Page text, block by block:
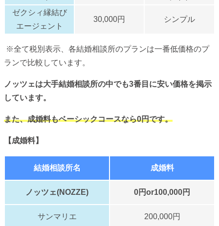
ゼクシィ縁結び
エージェント
30,000円 シンプル
※全て税別表示、各結婚相談所のプランは一番低価格のプ
ランで比較しています。
ノッツェは大手結婚相談所の中でも3番目に安い価格を掲示
しています。
また、成婚料もベーシックコースなら0円です。
【成婚料】
結婚相談所名 成婚料
ノッツェ(NOZZE) 0円or100,000円
サンマリエ 200,000円